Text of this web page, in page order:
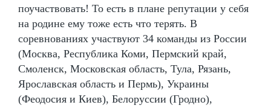
поучаствовать! То есть в плане репутации у себя
на родине ему тоже есть что терять. В
соревнованиях участвуют 34 команды из России
(Москва, Республика Коми, Пермский край,
Смоленск, Московская область, Тула, Рязань,
Ярославская область и Пермь), Украины
(Феодосия и Киев), Белоруссии (Гродно),